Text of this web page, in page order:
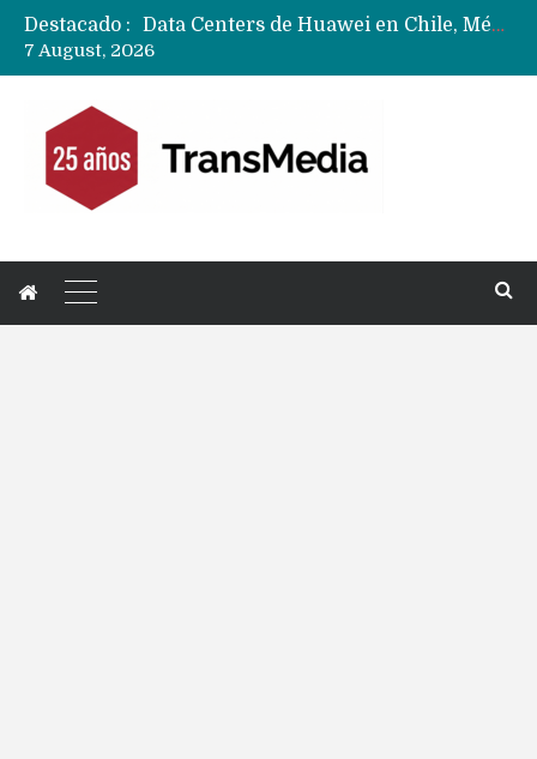
Destacado :
Data Centers de Huawei en Chile, México, Brasil,Perú y Argentina podrían verse afectados por arremetida de EE.UU
7 August, 2026